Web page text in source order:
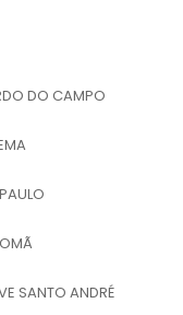
DO CAMPO
SANTO ANDRÉ